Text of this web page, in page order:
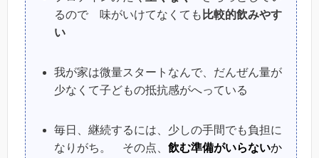
るので 味がいけてなくても 比較的飲みやす
い
我が家は微量スタートなんで、だんぜん量が
少なくて子どもの抵抗感がへっている
毎日、継続するには、少しの手間でも負担に
なりがち。 その点、 飲む準備がいらないか